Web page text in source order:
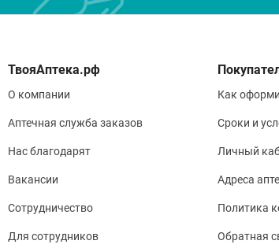
О компании
Аптечная служба заказов
Нас благодарят
Вакансии
Сотрудничество
Для сотрудников
Как
Сроки и
Личный
Адреса
Политика
Обратная